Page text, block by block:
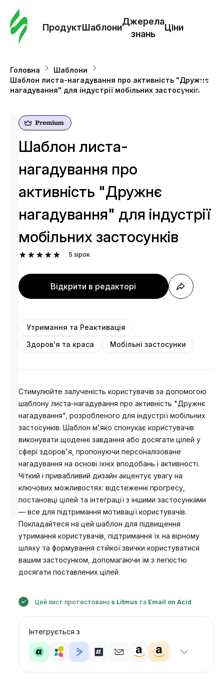
ПродуктШаблони
Джерела
знань
Ціни
Головна
Шаблони
Шаблон листа-нагадування про активність "Дружнє
нагадування" для індустрії мобільних застосунків
Розроблено
Анастасія
Шаблон листа-
нагадування про
активність "Дружнє
нагадування" для індустрії
мобільних застосунків
5 зірок
Відкрити в редакторі
Утримання та Реактивація
Здоров'я та краса
Мобільні застосунки
Стимулюйте залученість користувачів за допомогою
шаблону листа-нагадування про активність "Дружнє
нагадування", розробленого для індустрії мобільних
застосунків. Шаблон м'яко спонукає користувачів
виконувати щоденні завдання або досягати цілей у
сфері здоров'я, пропонуючи персоналізоване
нагадування на основі їхніх вподобань і активності.
Чіткий і привабливий дизайн акцентує увагу на
ключових можливостях: відстеженні прогресу,
постановці цілей та інтеграції з іншими застосунками
— все для підтримання мотивації користувачів.
Покладайтеся на цей шаблон для підвищення
утримання користувачів, підтримання їх на вірному
шляху та формування стійкої звички користуватися
вашим застосунком, допомагаючи їм з легкістю
досягати поставлених цілей.
Цей лист протестовано в Litmusта Email on Acid
Інтегрується з